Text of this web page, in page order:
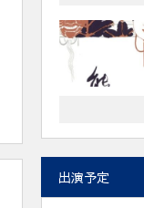
出演予定